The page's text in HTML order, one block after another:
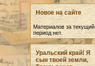
Новое на сайте
Материалов за текущий
период нет.
Уральский край! Я
сын твоей земли,